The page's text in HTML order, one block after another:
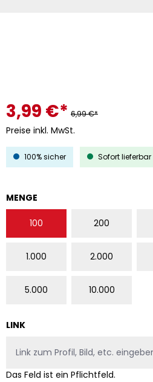
3,99 €* 6,99 €*
Preise inkl. MwSt.
100% sicher Sofort lieferbar
MENGE
100 200
1.000 2.000
5.000 10.000
LINK
Das Feld ist ein Pflichtfeld.